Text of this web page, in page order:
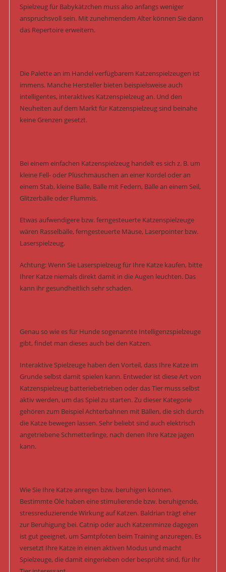
Spielzeug für Babykätzchen muss also anfangs weniger
anspruchsvoll sein. Mit zunehmendem Alter können Sie dann
das Repertoire erweitern.
Die Palette an im Handel verfügbarem Katzenspielzeugen ist
immens. Manche Hersteller bieten beispielsweise auch
intelligentes, interaktives Katzenspielzeug an. Und den
Neuheiten auf dem Markt für Katzenspielzeug sind beinahe
keine Grenzen gesetzt.
Bei einem einfachen Katzenspielzeug handelt es sich z. B. um
kleine Fell- oder Plüschmäuschen an einer Kordel oder an
einem Stab, kleine Bälle, Bälle mit Federn, Bälle an einem Seil,
Glitzerbälle oder Flummis.
Etwas aufwendigere bzw. ferngesteuerte Katzenspielzeuge
wären Rasselbälle, ferngesteuerte Mäuse, Laserpointer bzw.
Laserspielzeug.
Achtung: Wenn Sie Laserspielzeug für Ihre Katze kaufen, bitte
Ihrer Katze niemals direkt damit in die Augen leuchten. Das
kann ihr gesundheitlich sehr schaden.
Genau so wie es für Hunde sogenannte Intelligenzspielzeuge
gibt, findet man dieses auch bei den Katzen.
Interaktive Spielzeuge haben den Vorteil, dass Ihre Katze im
Grunde selbst damit spielen kann. Entweder ist diese Art von
Katzenspielzeug batteriebetrieben oder das Tier muss selbst
aktiv werden, um das Spiel zu starten. Zu dieser Kategorie
gehören zum Beispiel Achterbahnen mit Bällen, die sich durch
die Katze bewegen lassen. Sehr beliebt sind auch elektrisch
angetriebene Schmetterlinge, nach denen Ihre Katze jagen
kann.
Wie Sie Ihre Katze anregen bzw. beruhigen können.
Bestimmte Öle haben eine stimulierende bzw. beruhigende,
stressreduzierende Wirkung auf Katzen. Baldrian trägt eher
zur Beruhigung bei. Catnip oder auch Katzenminze dagegen
ist gut geeignet, um Samtpfoten beim Training anzuregen. Es
versetzt Ihre Katze in einen aktiven Modus und macht
Spielzeuge, die damit eingerieben oder besprüht sind, für Ihr